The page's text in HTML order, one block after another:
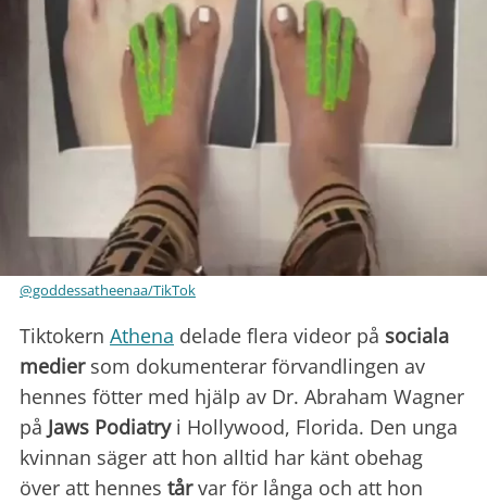
@goddessatheenaa/TikTok
Tiktokern Athena delade flera videor på sociala
mediersom dokumenterar förvandlingen av
hennes fötter med hjälp av Dr. Abraham Wagner
på Jaws Podiatryi Hollywood, Florida. Den unga
kvinnan säger att hon alltid har känt obehag
över att hennes tårvar för långa och att hon